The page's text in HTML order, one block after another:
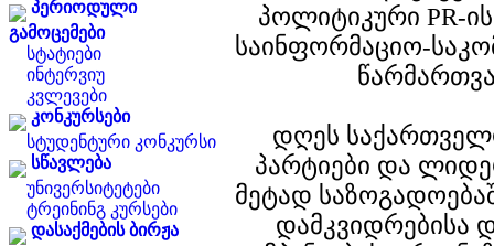
პერიოდული
გამოცემები
სტატიები
ინტერვიუ
კვლევები
კონკურსები
სტუდენტური კონკურსი
სწავლება
უნივერსიტეტები
ტრეინინგ კურსები
დასაქმების ბირჟა
პოლიტიკური PR-
საინფორმაციო-
დღეს
პარტიები და
მეტად
დამკვიდრებისა